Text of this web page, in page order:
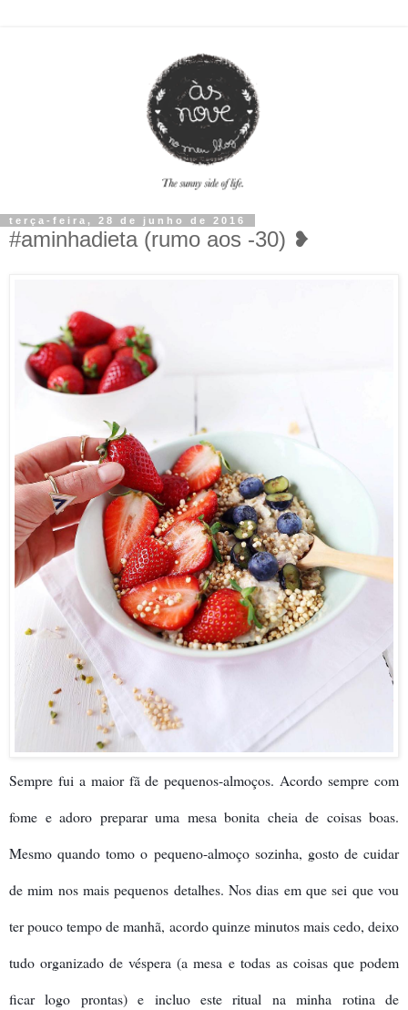
terça-feira, 28 de junho de 2016
#aminhadieta (rumo aos -30) ❥
Sempre fui a maior fã de pequenos-almoços. Acordo sempre com
fome e adoro preparar uma mesa bonita cheia de coisas boas.
Mesmo quando tomo o pequeno-almoço sozinha, gosto de cuidar
de mim nos mais pequenos detalhes. Nos dias em que sei que vou
ter pouco tempo de manhã, acordo quinze minutos mais cedo, deixo
tudo organizado de véspera (a mesa e todas as coisas que podem
ficar logo prontas) e incluo este ritual na minha rotina de